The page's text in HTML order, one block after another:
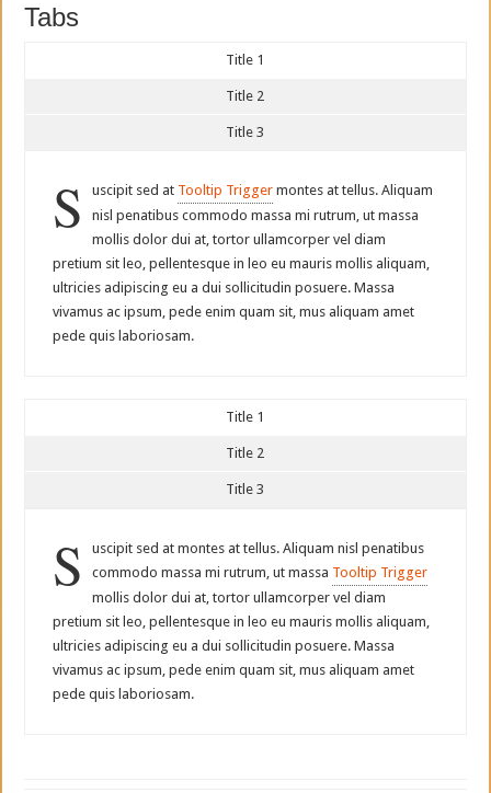
Tabs
Title 1
Title 2
Title 3
S uscipit sed at Tooltip Trigger montes at tellus. Aliquam
nisl penatibus commodo massa mi rutrum, ut massa
mollis dolor dui at, tortor ullamcorper vel diam
pretium sit leo, pellentesque in leo eu mauris mollis aliquam,
ultricies adipiscing eu a dui sollicitudin posuere. Massa
vivamus ac ipsum, pede enim quam sit, mus aliquam amet
pede quis laboriosam.
Title 1
Title 2
Title 3
S
uscipit sed at montes at tellus. Aliquam nisl penatibus
commodo massa mi rutrum, ut massa Tooltip Trigger
mollis dolor dui at, tortor ullamcorper vel diam
pretium sit leo, pellentesque in leo eu mauris mollis aliquam,
ultricies adipiscing eu a dui sollicitudin posuere. Massa
vivamus ac ipsum, pede enim quam sit, mus aliquam amet
pede quis laboriosam.